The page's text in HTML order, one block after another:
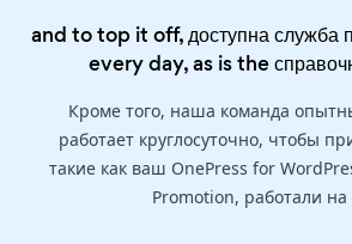
and to top it off, доступна служба
every day, as is the
Кроме того, наша команда
работает круглосуточно, чтобы
такие как ваш OnePress for
Promotion, работали на